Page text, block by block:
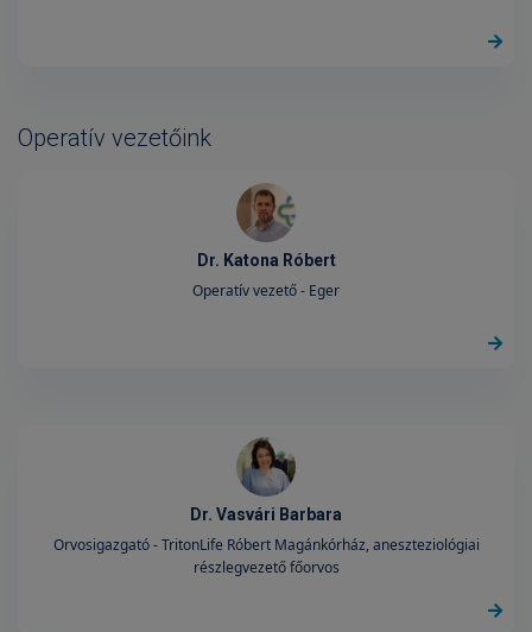
Operatív vezetőink
Dr. Katona Róbert
Operatív vezető - Eger
Dr. Vasvári Barbara
Orvosigazgató - TritonLife Róbert Magánkórház, aneszteziológiai
részlegvezető főorvos